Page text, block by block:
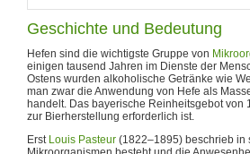
Geschichte und Bedeutung
Hefen sind die wichtigste Gruppe von
einigen tausend Jahren im Dienste der
Ostens wurden alkoholische Getränke wie
man zwar die Anwendung von Hefe als
handelt. Das bayerische Reinheitsgebot
zur Bierherstellung erforderlich ist.
Erst Louis Pasteur (1822–1895) beschrieb in